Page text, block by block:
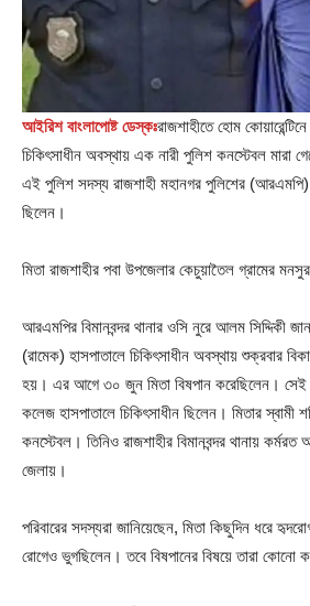
আইরিশ বাংলাপোষ্ট ডেস্কঃরাজশাহীতে হোম
চিকিৎসাধীন অবস্থায় এক নারী পুলিশ কনস্টেবল মারা
এই পুলিশ সদস্য রাজশাহী মহানগর পুলিশের (আরএমপি)
ছিলেন।
মিতা রাজশাহীর পবা উপজেলার কেচুয়াতৈল গ্রামের
আরএমপির বিমানবন্দর থানার ওসি নুরে আলম সিদ্দিকী
(রামেক) হাসপাতালে চিকিৎসাধীন অবস্থায় শুক্রবার
হয়। এর আগে ৩০ জুন মিতা বিষপান করেছিলেন। সেই
কলেজ হাসপাতালে চিকিৎসাধীন ছিলেন। মিতার
কনস্টেবল। তিনিও রাজশাহীর বিমানবন্দর থানায়
জেলায়।
পরিবারের সদস্যরা জানিয়েছেন, মিতা কিছুদিন ধরে
রোগেও ভুগছিলেন। তবে বিষপানের বিষয়ে তারা কোনো